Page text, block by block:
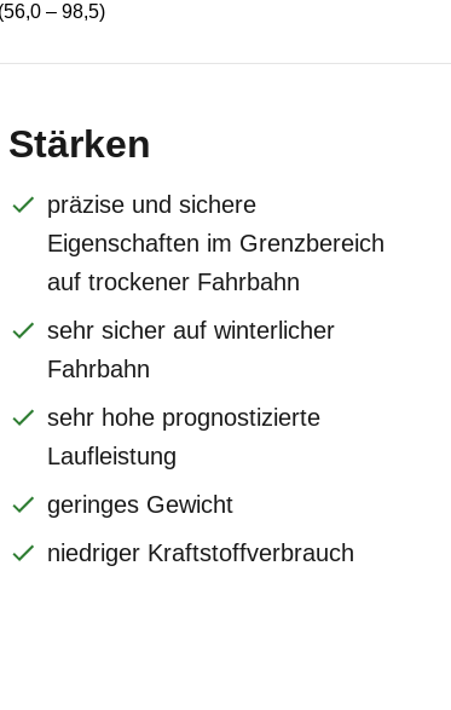
– 98,5)
Stärken
präzise und sichere
Eigenschaften im Grenzbereich
auf trockener Fahrbahn
sehr sicher auf winterlicher
Fahrbahn
sehr hohe prognostizierte
Laufleistung
geringes Gewicht
niedriger Kraftstoffverbrauch